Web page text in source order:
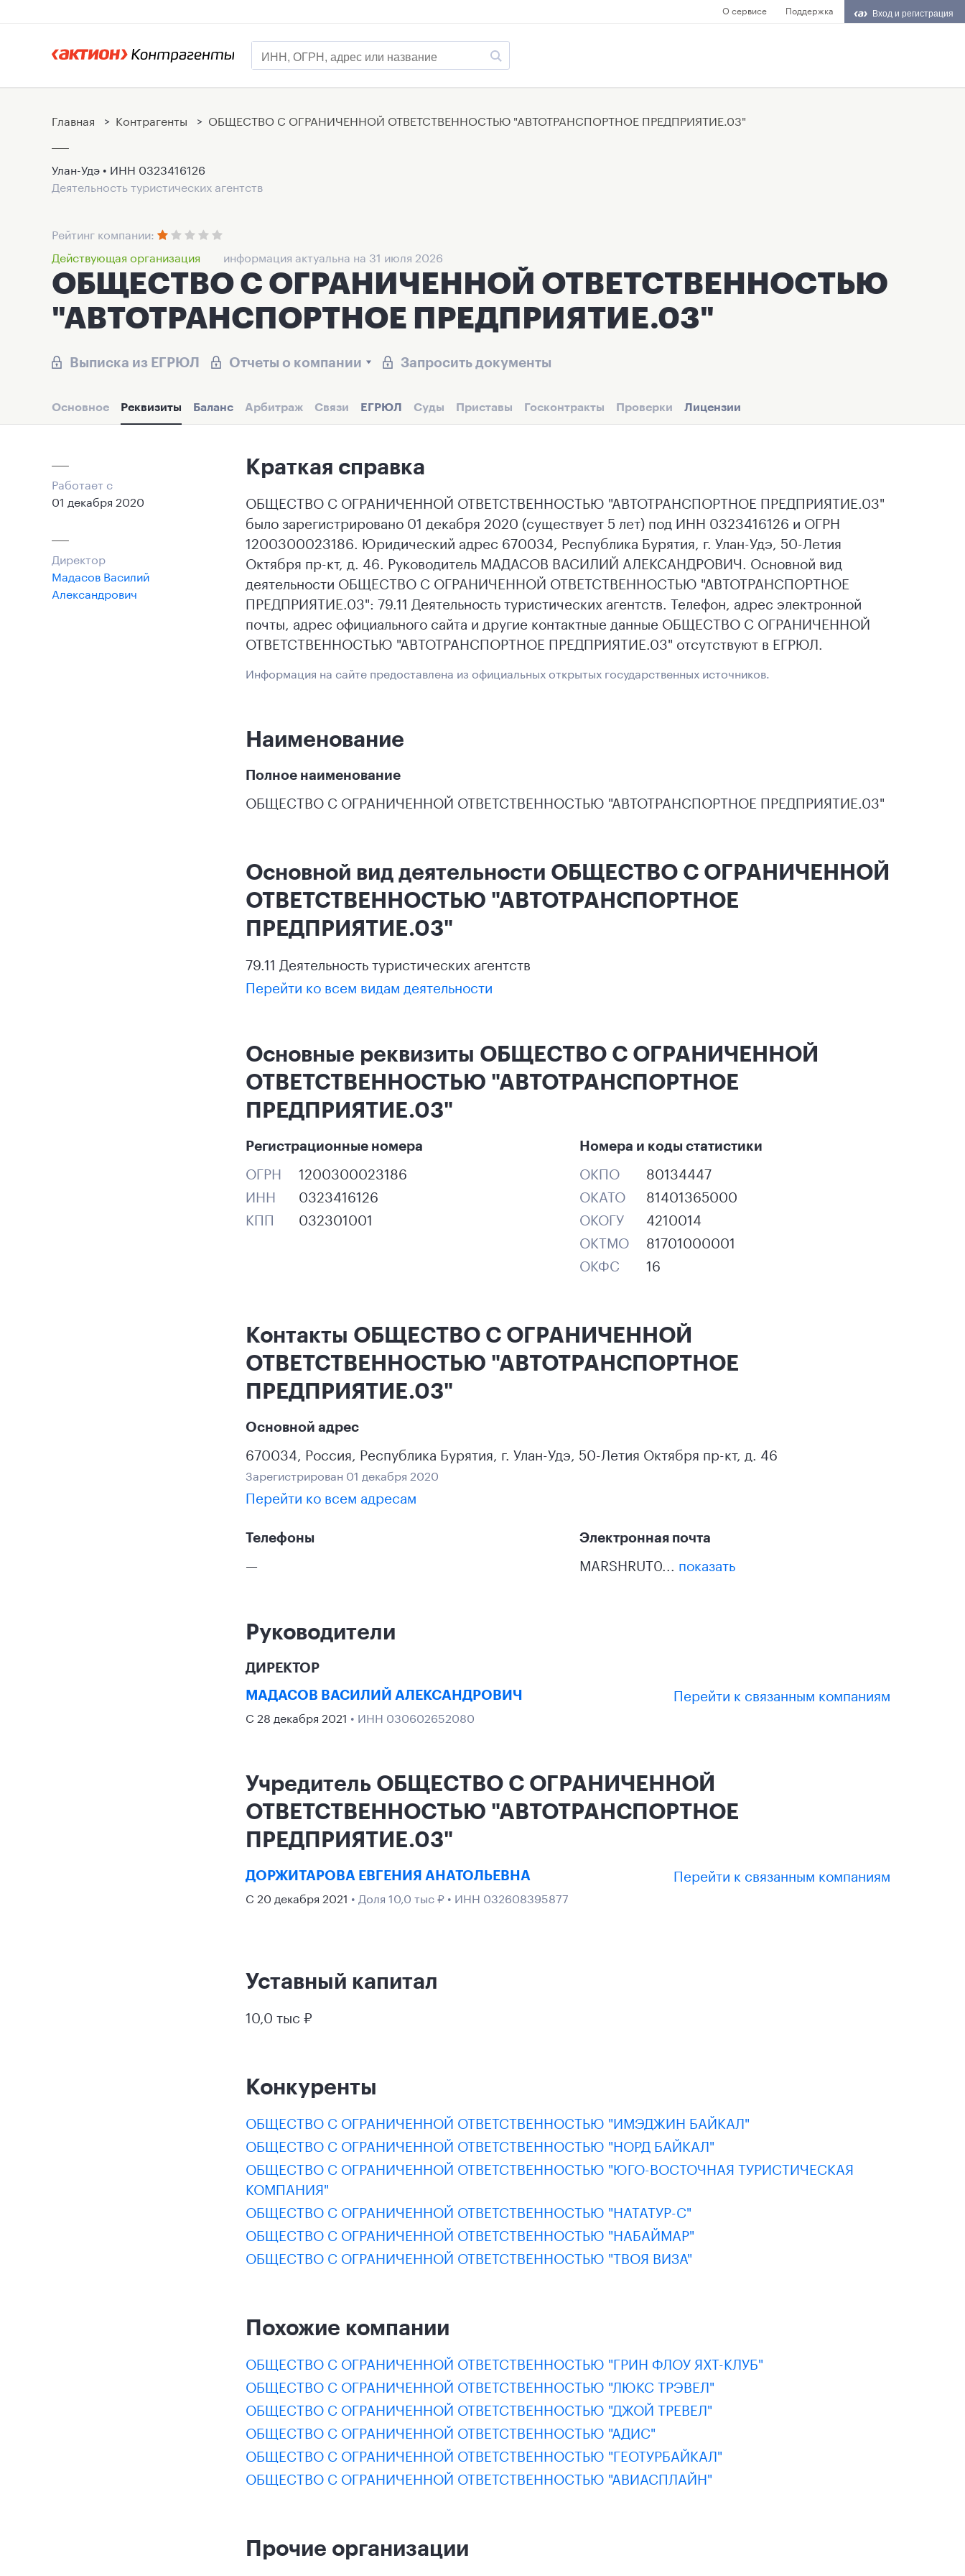
О сервисе Поддержка Вход и регистрация
Главная > Контрагенты > ОБЩЕСТВО С ОГРАНИЧЕННОЙ ОТВЕТСТВЕННОСТЬЮ "АВТОТРАНСПОРТНОЕ ПРЕДПРИЯТИЕ.03"
Улан-Удэ • ИНН 0323416126
Деятельность туристических агентств
Рейтинг компании:
Действующая организация
информация актуальна на 31 июля 2026
ОБЩЕСТВО С ОГРАНИЧЕННОЙ ОТВЕТСТВЕННОСТЬЮ
"АВТОТРАНСПОРТНОЕ ПРЕДПРИЯТИЕ.03"
Выписка из ЕГРЮЛ Отчеты о компании Запросить документы
Основное Реквизиты Баланс Арбитраж Связи ЕГРЮЛ Суды Приставы Госконтракты Проверки Лицензии
Работает с
01 декабря 2020
Директор
Мадасов Василий
Александрович
Краткая справка
ОБЩЕСТВО С ОГРАНИЧЕННОЙ ОТВЕТСТВЕННОСТЬЮ "АВТОТРАНСПОРТНОЕ ПРЕДПРИЯТИЕ.03"
было зарегистрировано 01 декабря 2020 (существует 5 лет) под ИНН 0323416126 и ОГРН
1200300023186. Юридический адрес 670034, Республика Бурятия, г. Улан-Удэ, 50-Летия
Октября пр-кт, д. 46. Руководитель МАДАСОВ ВАСИЛИЙ АЛЕКСАНДРОВИЧ. Основной вид
деятельности ОБЩЕСТВО С ОГРАНИЧЕННОЙ ОТВЕТСТВЕННОСТЬЮ "АВТОТРАНСПОРТНОЕ
ПРЕДПРИЯТИЕ.03": 79.11 Деятельность туристических агентств. Телефон, адрес электронной
почты, адрес официального сайта и другие контактные данные ОБЩЕСТВО С ОГРАНИЧЕННОЙ
ОТВЕТСТВЕННОСТЬЮ "АВТОТРАНСПОРТНОЕ ПРЕДПРИЯТИЕ.03" отсутствуют в ЕГРЮЛ.
Информация на сайте предоставлена из официальных открытых государственных источников.
Наименование
Полное наименование
ОБЩЕСТВО С ОГРАНИЧЕННОЙ ОТВЕТСТВЕННОСТЬЮ "АВТОТРАНСПОРТНОЕ ПРЕДПРИЯТИЕ.03"
Основной вид деятельности ОБЩЕСТВО С ОГРАНИЧЕННОЙ
ОТВЕТСТВЕННОСТЬЮ "АВТОТРАНСПОРТНОЕ
ПРЕДПРИЯТИЕ.03"
79.11 Деятельность туристических агентств
Перейти ко всем видам деятельности
Основные реквизиты ОБЩЕСТВО С ОГРАНИЧЕННОЙ
ОТВЕТСТВЕННОСТЬЮ "АВТОТРАНСПОРТНОЕ
ПРЕДПРИЯТИЕ.03"
Регистрационные номера
ОГРН
1200300023186
ИНН
0323416126
КПП
032301001
Номера и коды статистики
ОКПО
80134447
ОКАТО
81401365000
ОКОГУ
4210014
ОКТМО
81701000001
ОКФС
16
Контакты ОБЩЕСТВО С ОГРАНИЧЕННОЙ
ОТВЕТСТВЕННОСТЬЮ "АВТОТРАНСПОРТНОЕ
ПРЕДПРИЯТИЕ.03"
Основной адрес
670034, Россия, Республика Бурятия, г. Улан-Удэ, 50-Летия Октября пр-кт, д. 46
Зарегистрирован 01 декабря 2020
Перейти ко всем адресам
Телефоны
—
Электронная почта
MARSHRUT0... показать
Руководители
ДИРЕКТОР
МАДАСОВ ВАСИЛИЙ АЛЕКСАНДРОВИЧ
С 28 декабря 2021 • ИНН 030602652080
Перейти к связанным компаниям
Учредитель ОБЩЕСТВО С ОГРАНИЧЕННОЙ
ОТВЕТСТВЕННОСТЬЮ "АВТОТРАНСПОРТНОЕ
ПРЕДПРИЯТИЕ.03"
ДОРЖИТАРОВА ЕВГЕНИЯ АНАТОЛЬЕВНА
С 20 декабря 2021 • Доля 10,0 тыс ₽ • ИНН 032608395877
Перейти к связанным компаниям
Уставный капитал
10,0 тыс ₽
Конкуренты
ОБЩЕСТВО С ОГРАНИЧЕННОЙ ОТВЕТСТВЕННОСТЬЮ "ИМЭДЖИН БАЙКАЛ"
ОБЩЕСТВО С ОГРАНИЧЕННОЙ ОТВЕТСТВЕННОСТЬЮ "НОРД БАЙКАЛ"
ОБЩЕСТВО С ОГРАНИЧЕННОЙ ОТВЕТСТВЕННОСТЬЮ "ЮГО-ВОСТОЧНАЯ ТУРИСТИЧЕСКАЯ
КОМПАНИЯ"
ОБЩЕСТВО С ОГРАНИЧЕННОЙ ОТВЕТСТВЕННОСТЬЮ "НАТАТУР-С"
ОБЩЕСТВО С ОГРАНИЧЕННОЙ ОТВЕТСТВЕННОСТЬЮ "НАБАЙМАР"
ОБЩЕСТВО С ОГРАНИЧЕННОЙ ОТВЕТСТВЕННОСТЬЮ "ТВОЯ ВИЗА"
Похожие компании
ОБЩЕСТВО С ОГРАНИЧЕННОЙ ОТВЕТСТВЕННОСТЬЮ "ГРИН ФЛОУ ЯХТ-КЛУБ"
ОБЩЕСТВО С ОГРАНИЧЕННОЙ ОТВЕТСТВЕННОСТЬЮ "ЛЮКС ТРЭВЕЛ"
ОБЩЕСТВО С ОГРАНИЧЕННОЙ ОТВЕТСТВЕННОСТЬЮ "ДЖОЙ ТРЕВЕЛ"
ОБЩЕСТВО С ОГРАНИЧЕННОЙ ОТВЕТСТВЕННОСТЬЮ "АДИС"
ОБЩЕСТВО С ОГРАНИЧЕННОЙ ОТВЕТСТВЕННОСТЬЮ "ГЕОТУРБАЙКАЛ"
ОБЩЕСТВО С ОГРАНИЧЕННОЙ ОТВЕТСТВЕННОСТЬЮ "АВИАСПЛАЙН"
Прочие организации